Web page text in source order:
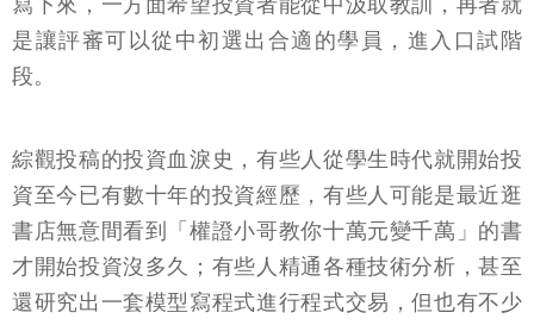
寫下來，一方面希望投資者能從中汲取教訓，再者就
是讓評審可以從中初選出合適的學員，進入口試階
段。
綜觀投稿的投資血淚史，有些人從學生時代就開始投
資至今已有數十年的投資經歷，有些人可能是最近逛
書店無意間看到「權證小哥教你十萬元變千萬」的書
才開始投資沒多久；有些人精通各種技術分析，甚至
還研究出一套模型寫程式進行程式交易，但也有不少